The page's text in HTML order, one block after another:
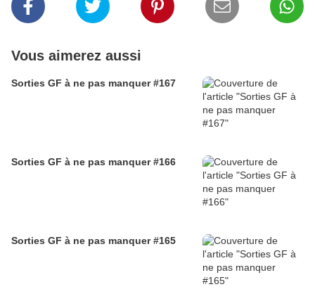
Vous aimerez aussi
Sorties GF à ne pas manquer #167
Sorties GF à ne pas manquer #166
Sorties GF à ne pas manquer #165